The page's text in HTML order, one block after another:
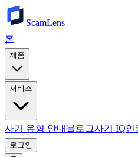
ScamLens
홈
제품
서비스
사기 유형 안내 블로그사기 IQ인
로그인